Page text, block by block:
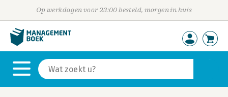
Op werkdagen voor 23:00 besteld, morgen in huis